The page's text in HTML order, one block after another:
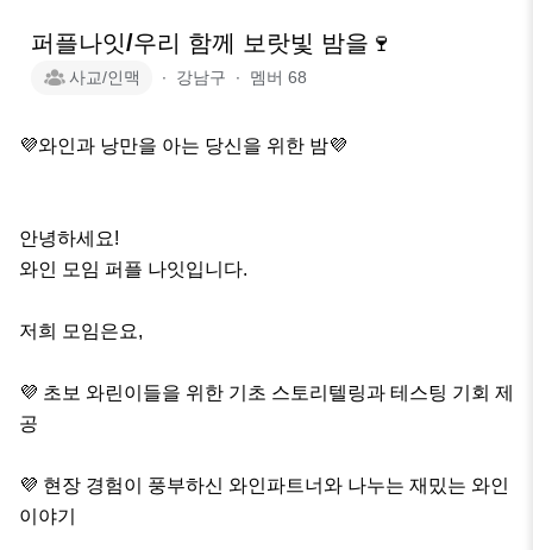
퍼플나잇/우리 함께 보랏빛 밤을🍷
사교/인맥 ∙ 강남구 ∙ 멤버 68
💜와인과 낭만을 아는 당신을 위한 밤💜
안녕하세요!
와인 모임 퍼플 나잇입니다.
저희 모임은요,
💜 초보 와린이들을 위한 기초 스토리텔링과 테스팅 기회 제
공
💜 현장 경험이 풍부하신 와인파트너와 나누는 재밌는 와인
이야기